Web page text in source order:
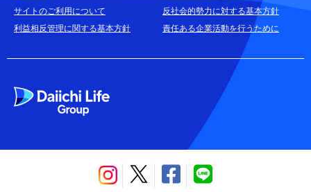
資料請求はこちら
お電話でのお問合せはこちら 通話無料
サイトのご利用について
反社会的勢力に対する基本方針
利益相反管理に関する基本方針
責任ある企業活動を行うために